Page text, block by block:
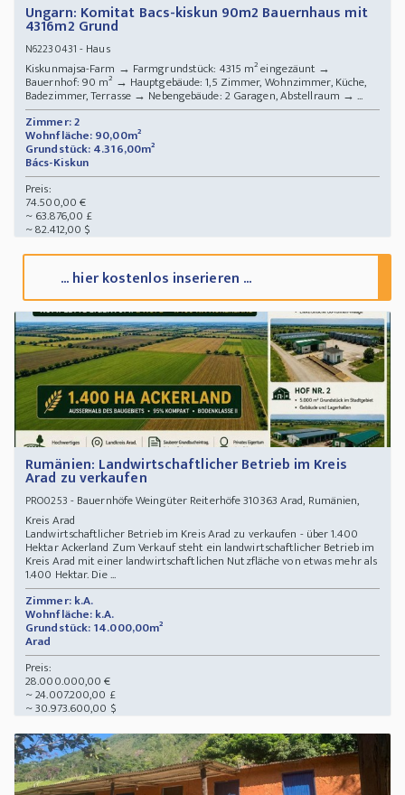
Ungarn: Komitat Bacs-kiskun 90m2 Bauernhaus mit
4316m2 Grund
N62230431 - Haus
Kiskunmajsa-Farm → Farmgrundstück: 4315 m² eingezäunt →
Bauernhof: 90 m² → Hauptgebäude: 1,5 Zimmer, Wohnzimmer, Küche,
Badezimmer, Terrasse → Nebengebäude: 2 Garagen, Abstellraum → ...
Zimmer: 2
Wohnfläche: 90,00m²
Grundstück: 4.316,00m²
Bács-Kiskun
Preis:
74.500,00 €
~ 63.876,00 £
~ 82.412,00 $
... hier kostenlos inserieren ...
Rumänien: Landwirtschaftlicher Betrieb im Kreis
Arad zu verkaufen
PRO0253 - Bauernhöfe Weingüter Reiterhöfe 310363 Arad, Rumänien,
Kreis Arad
Landwirtschaftlicher Betrieb im Kreis Arad zu verkaufen - über 1.400
Hektar Ackerland Zum Verkauf steht ein landwirtschaftlicher Betrieb im
Kreis Arad mit einer landwirtschaftlichen Nutzfläche von etwas mehr als
1.400 Hektar. Die ...
Zimmer: k.A.
Wohnfläche: k.A.
Grundstück: 14.000,00m²
Arad
Preis:
28.000.000,00 €
~ 24.007.200,00 £
~ 30.973.600,00 $